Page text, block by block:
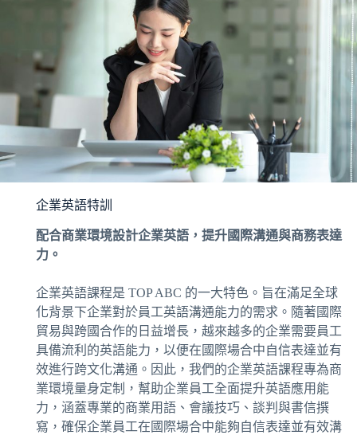
企業英語特訓
配合商業環境設計企業英語，提升國際溝通與商務表達
力。
企業英語課程是 TOP ABC 的一大特色。旨在滿足全球
化背景下企業對於員工英語溝通能力的需求。隨著國際
貿易與跨國合作的日益增長，越來越多的企業需要員工
具備流利的英語能力，以便在國際場合中自信表達並有
效進行跨文化溝通。因此，我們的企業英語課程專為商
業環境量身定制，幫助企業員工全面提升英語應用能
力，涵蓋專業的商業用語、會議技巧、談判與書信撰
寫，確保企業員工在國際場合中能夠自信表達並有效溝